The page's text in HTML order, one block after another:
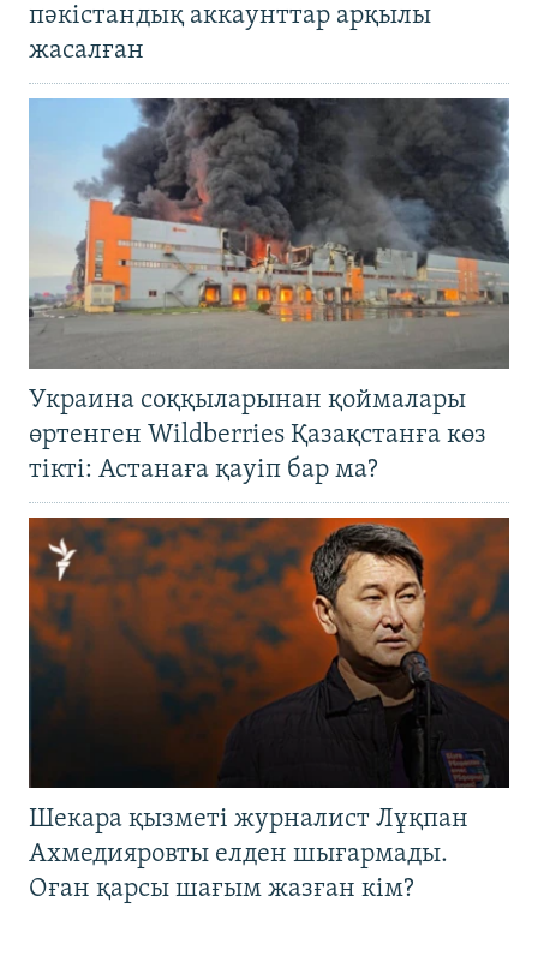
пәкістандық аккаунттар арқылы
жасалған
Украина соққыларынан қоймалары
өртенген Wildberries Қазақстанға көз
тікті: Астанаға қауіп бар ма?
Шекара қызметі журналист Лұқпан
Ахмедияровты елден шығармады.
Оған қарсы шағым жазған кім?